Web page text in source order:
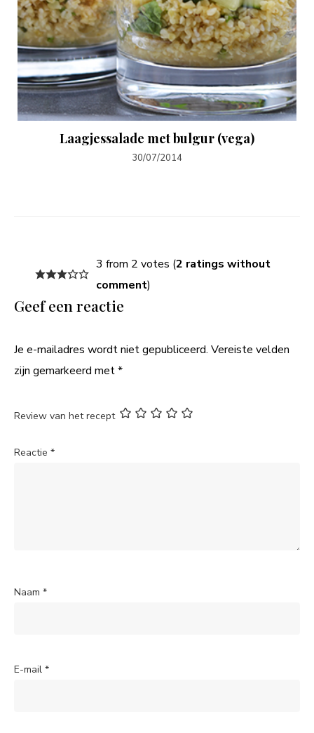
Laagjessalade met bulgur (vega)
30/07/2014
3 from 2 votes (2 ratings without
comment)
Geef een reactie
Je e-mailadres wordt niet gepubliceerd. Vereiste velden
zijn gemarkeerd met*
Review van het recept
Reactie *
Naam *
E-mail *